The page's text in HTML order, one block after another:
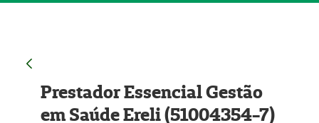
Prestador Essencial Gestão
em Saúde Ereli (51004354-7)